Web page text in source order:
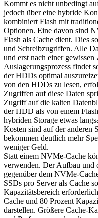
Kommt es nicht unbedingt
jedoch über eine hybride
kombiniert Flash mit
Optionen. Eine davon sind
Flash als Cache dient. Dies
und Schreibzugriffen. Alle
und erst nach einer
Auslagerungsprozess findet
der HDDs optimal
von den HDDs zu lesen,
Zugriffen auf diese Daten
Zugriff auf die kalten
der HDD als von einem
hybriden Storage etwas
Kosten sind auf der anderen
bekommen deutlich mehr
weniger Geld.
Statt einem NVMe-Cache
verwenden. Der Aufbau und
gegenüber dem NVMe-
SSDs pro Server als Cache
Kapazitätsbereich
Cache und 80 Prozent
darstellen. Größere Cache-